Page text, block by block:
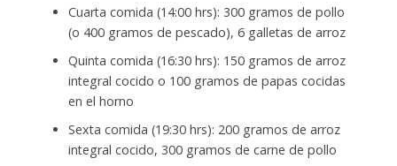
Cuarta comida (14:00 hrs): 300 gramos de pollo
(o 400 gramos de pescado), 6 galletas de arroz
Quinta comida (16:30 hrs): 150 gramos de arroz
integral cocido o 100 gramos de papas cocidas
en el horno
Sexta comida (19:30 hrs): 200 gramos de arroz
integral cocido, 300 gramos de carne de pollo